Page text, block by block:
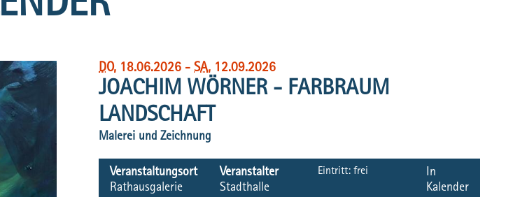
DO, 18.06.2026 -SA, 12.09.2026
JOACHIM WÖRNER - FARBRAUM
LANDSCHAFT
Malerei und Zeichnung
Veranstaltungsort
Rathausgalerie
Veranstalter
Stadthalle
Eintritt: frei
In
Kalender